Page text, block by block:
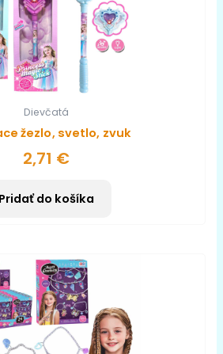
Dievčatá
žezlo, svetlo, zvuk
2,71 €
Pridať do košíka